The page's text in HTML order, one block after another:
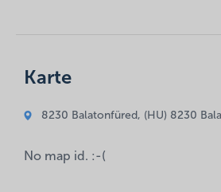
Erforderliche Felder sind mit
Kommentar*
Karte
8230 Balatonfüred, (HU) 8230
No map id. :-(